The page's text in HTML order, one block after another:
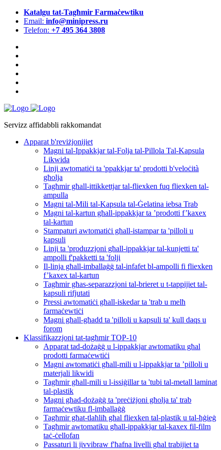
Katalgu tat-Tagħmir Farmaċewtiku
Email: info@minipress.ru
Telefon: +7 495 364 3808
Servizz affidabbli rakkomandat
Apparat b'reviżjonijiet
Magni tal-Ippakkjar tal-Folja tal-Pillola Tal-Kapsula
Likwida
Linji awtomatiċi ta 'ppakkjar ta' prodotti b'veloċità
għolja
Tagħmir għall-ittikkettjar tal-fliexken fuq fliexken tal-
ampulla
Magni tal-Mili tal-Kapsula tal-Ġelatina iebsa Trab
Magni tal-kartun għall-ippakkjar ta ’prodotti f’kaxex
tal-kartun
Stampaturi awtomatiċi għall-istampar ta 'pilloli u
kapsuli
Linji ta 'produzzjoni għall-ippakkjar tal-kunjetti ta'
ampolli f'pakketti ta 'folji
Il-linja għall-imballaġġ tal-infafet bl-ampolli fi fliexken
f’kaxex tal-kartun
Tagħmir għas-separazzjoni tal-brieret u t-tappijiet tal-
kapsuli rifjutati
Pressi awtomatiċi għall-iskedar ta 'trab u melħ
farmaċewtiċi
Magni għall-għadd ta 'pilloli u kapsuli ta' kull daqs u
forom
Klassifikazzjoni tat-tagħmir TOP-10
Apparat tad-dożaġġ u l-ippakkjar awtomatiku għal
prodotti farmaċewtiċi
Magni awtomatiċi għall-mili u l-ippakkjar ta ’pilloli u
materjali likwidi
Tagħmir għall-mili u l-issiġillar ta 'tubi tal-metall laminat
tal-plastik
Magni għad-dożaġġ ta 'preċiżjoni għolja ta' trab
farmaċewtiku fl-imballaġġ
Tagħmir għat-tlaħliħ għal fliexken tal-plastik u tal-ħġieġ
Tagħmir awtomatiku għall-ippakkjar tal-kaxex fil-film
taċ-ċellofan
Passaturi li jivvibraw f'ħafna livelli għal trabijiet ta